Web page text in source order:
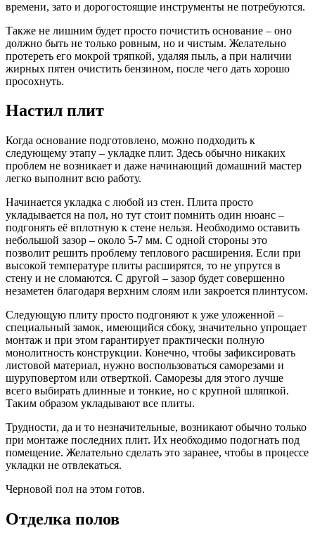
времени, зато и дорогостоящие инструменты не потребуются.
Также не лишним будет просто почистить основание – оно
должно быть не только ровным, но и чистым. Желательно
протереть его мокрой тряпкой, удаляя пыль, а при наличии
жирных пятен очистить бензином, после чего дать хорошо
просохнуть.
Настил плит
Когда основание подготовлено, можно подходить к
следующему этапу – укладке плит. Здесь обычно никаких
проблем не возникает и даже начинающий домашний мастер
легко выполнит всю работу.
Начинается укладка с любой из стен. Плита просто
укладывается на пол, но тут стоит помнить один нюанс –
подгонять её вплотную к стене нельзя. Необходимо оставить
небольшой зазор – около 5-7 мм. С одной стороны это
позволит решить проблему теплового расширения. Если при
высокой температуре плиты расширятся, то не упрутся в
стену и не сломаются. С другой – зазор будет совершенно
незаметен благодаря верхним слоям или закроется плинтусом.
Следующую плиту просто подгоняют к уже уложенной –
специальный замок, имеющийся сбоку, значительно упрощает
монтаж и при этом гарантирует практически полную
монолитность конструкции. Конечно, чтобы зафиксировать
листовой материал, нужно воспользоваться саморезами и
шуруповертом или отверткой. Саморезы для этого лучше
всего выбирать длинные и тонкие, но с крупной шляпкой.
Таким образом укладывают все плиты.
Трудности, да и то незначительные, возникают обычно только
при монтаже последних плит. Их необходимо подогнать под
помещение. Желательно сделать это заранее, чтобы в процессе
укладки не отвлекаться.
Черновой пол на этом готов.
Отделка полов